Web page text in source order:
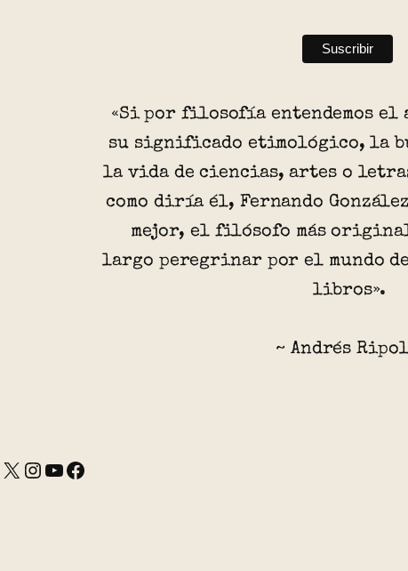
«Si por filosofía entendemos el
su significado etimológico, la
la vida de ciencias, artes o
como diría él, Fernando
mejor, el filósofo más
largo peregrinar por el mundo
libros».
~ Andrés
X Instagram YouTube Facebook